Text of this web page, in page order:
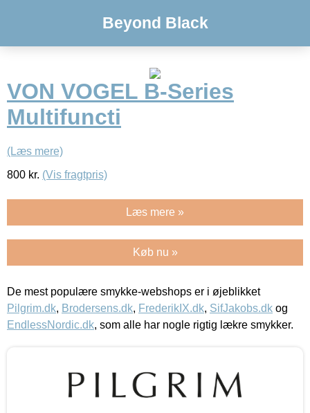
Beyond Black
VON VOGEL B-Series
Multifuncti
(Læs mere)
800 kr. (Vis fragtpris)
Læs mere »
Køb nu »
De mest populære smykke-webshops er i øjeblikket
Pilgrim.dk, Brodersens.dk, FrederikIX.dk, SifJakobs.dk og
EndlessNordic.dk, som alle har nogle rigtig lækre smykker.